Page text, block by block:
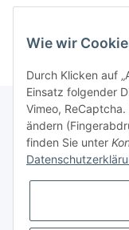
Informationen
Wie wir
Durch Klicken auf
Einsatz folgender
Vimeo,
ändern
finden Sie unter